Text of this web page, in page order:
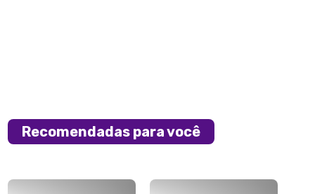
Recomendadas para você